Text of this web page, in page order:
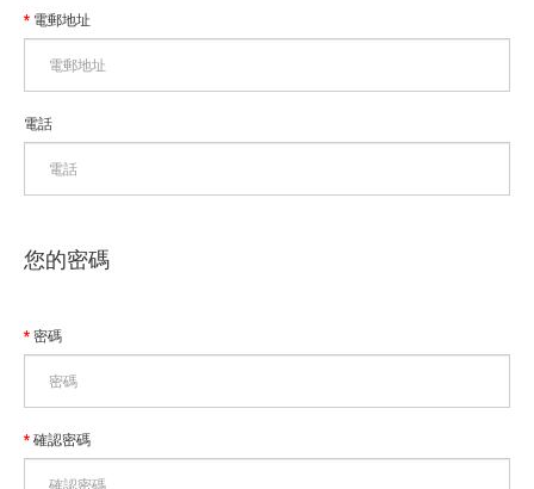
電郵地址
電話
您的密碼
密碼
確認密碼